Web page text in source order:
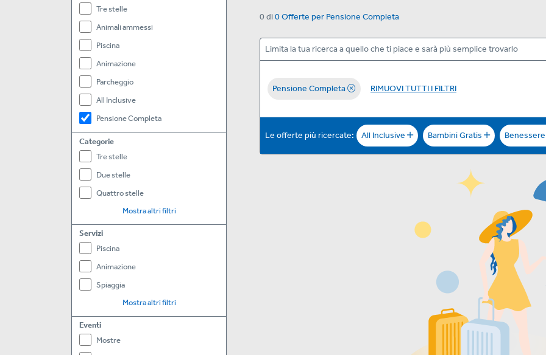
Tre stelle
Animali ammessi
Piscina
Animazione
Parcheggio
All Inclusive
Pensione Completa
Categorie
Tre stelle
Due stelle
Quattro stelle
Mostra altri filtri
Servizi
Piscina
Animazione
Spiaggia
Mostra altri filtri
Eventi
Mostre
0 di0 Offerte per Pensione Completa
Limita la tua ricerca a quello che ti piace e sarà più semplice trovarlo
Pensione Completa RIMUOVI TUTTI I FILTRI
Le offerte più ricercate: All Inclusive Bambini Gratis